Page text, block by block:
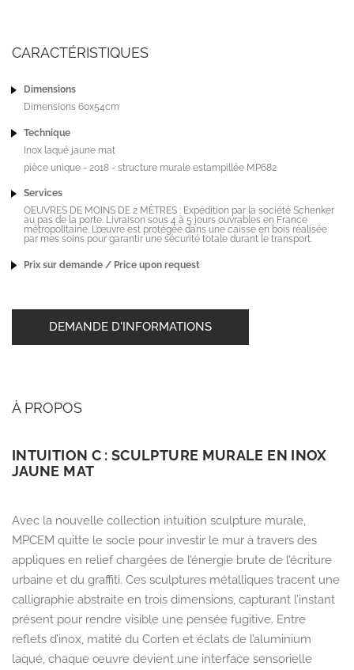
CARACTÉRISTIQUES
Dimensions
Dimensions 60x54cm
Technique
Inox laqué jaune mat
pièce unique - 2018 - structure murale estampillée MP682
Services
OEUVRES DE MOINS DE 2 MÈTRES : Expédition par la société Schenker
au pas de la porte. Livraison sous 4 à 5 jours ouvrables en France
métropolitaine. L’œuvre est protégée dans une caisse en bois réalisée
par mes soins pour garantir une sécurité totale durant le transport.
Prix sur demande / Price upon request
DEMANDE D'INFORMATIONS
À PROPOS
INTUITION C : SCULPTURE MURALE EN INOX
JAUNE MAT
Avec la nouvelle collection intuition sculpture murale,
MPCEM quitte le socle pour investir le mur à travers des
appliques en relief chargées de l’énergie brute de l’écriture
urbaine et du graffiti. Ces sculptures métalliques tracent une
calligraphie abstraite en trois dimensions, capturant l’instant
présent pour rendre visible une pensée fugitive. Entre
reflets d’inox, matité du Corten et éclats de l’aluminium
laqué, chaque œuvre devient une interface sensorielle